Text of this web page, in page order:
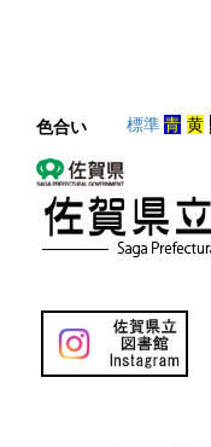
色合い 標準青 黄